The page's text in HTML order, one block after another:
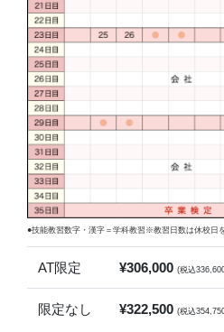
●技能教習数字・漢字＝学科教習※教習日数は休校日
AT限定 ¥306,000 (税込
限定なし ¥322,500 (税込